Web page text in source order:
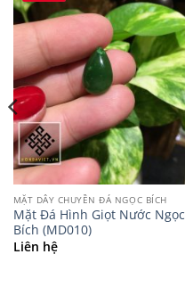
MẶT DÂY CHUYỀN ĐÁ NGỌC BÍCH
Mặt Đá Hình Giọt Nước Ngọc
Bích (MD010)
Liên hệ